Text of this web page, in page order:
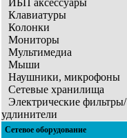
Клавиатуры
Колонки
Мониторы
Мультимедиа
Мыши
Наушники, микрофоны
Сетевые хранилища
Электрические фильтры/
удлинители
Сетевое оборудование